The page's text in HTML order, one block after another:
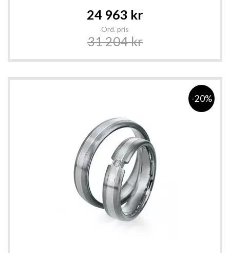
24 963 kr
Ord. pris
31 204 kr
-20%